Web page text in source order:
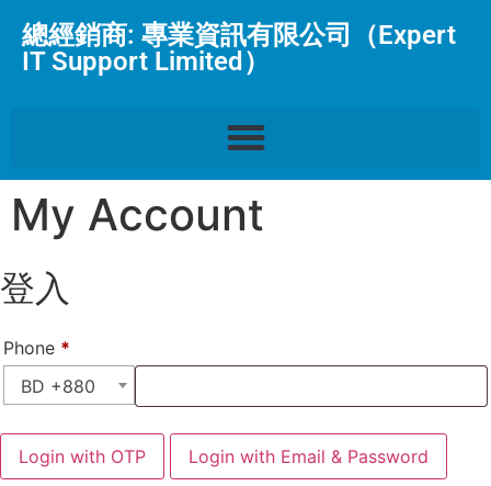
總經銷商: 專業資訊有限公司（Expert
IT Support Limited）
My Account
登入
Phone *
BD +880
Login with OTP Login with Email & Password